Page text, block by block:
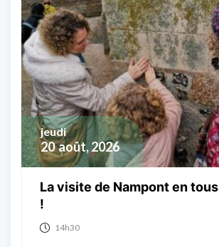
20 août, 2026
jeudi
La visite de Nampont en
!
14h30